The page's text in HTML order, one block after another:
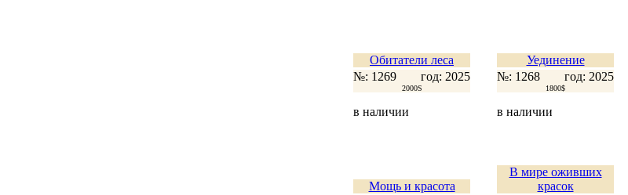
Обитатели леса
№: 1269
год: 2025
2000S
в наличии
Уединение
№: 1268
год: 2025
1800$
в наличии
Мощь и красота
В мире оживших
красок